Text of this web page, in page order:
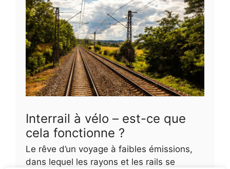
Interrail à vélo – est-ce que
cela fonctionne ?
Le rêve d’un voyage à faibles émissions,
dans lequel les rayons et les rails se